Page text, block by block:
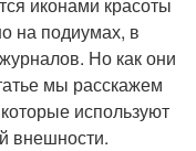
на подиумах, в
Но как они
мы расскажем
используют
внешности.